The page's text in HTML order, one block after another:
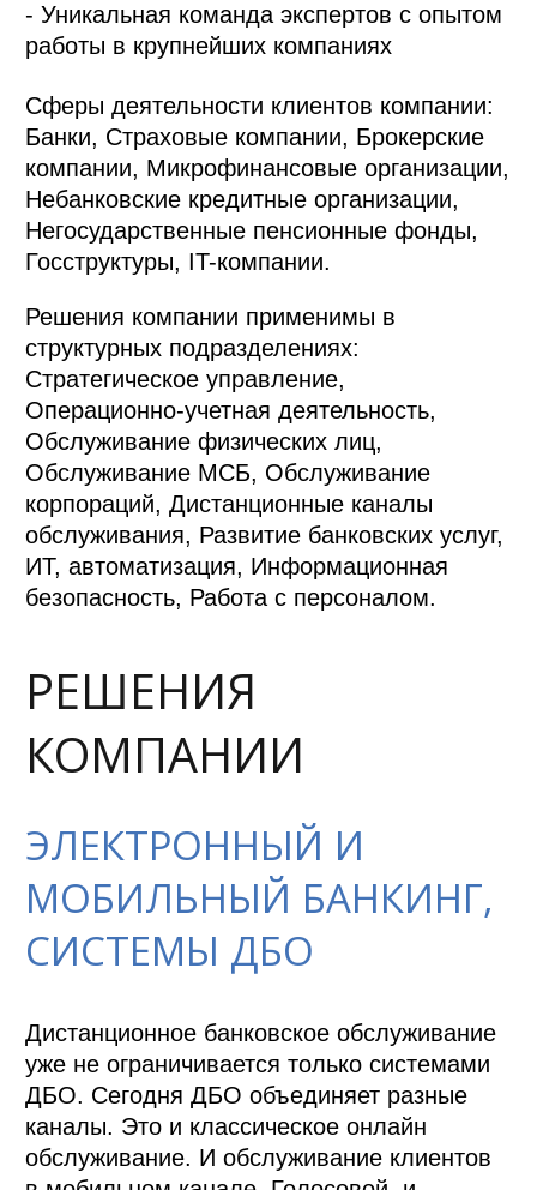
- Уникальная команда экспертов с опытом
работы в крупнейших компаниях
Сферы деятельности клиентов компании:
Банки, Страховые компании, Брокерские
компании, Микрофинансовые организации,
Небанковские кредитные организации,
Негосударственные пенсионные фонды,
Госструктуры, IT-компании.
Решения компании применимы в
структурных подразделениях:
Стратегическое управление,
Операционно-учетная деятельность,
Обслуживание физических лиц,
Обслуживание МСБ, Обслуживание
корпораций, Дистанционные каналы
обслуживания, Развитие банковских услуг,
ИТ, автоматизация, Информационная
безопасность, Работа с персоналом.
РЕШЕНИЯ
КОМПАНИИ
ЭЛЕКТРОННЫЙ И
МОБИЛЬНЫЙ БАНКИНГ,
СИСТЕМЫ ДБО
Дистанционное банковское обслуживание
уже не ограничивается только системами
ДБО. Сегодня ДБО объединяет разные
каналы. Это и классическое онлайн
обслуживание. И обслуживание клиентов